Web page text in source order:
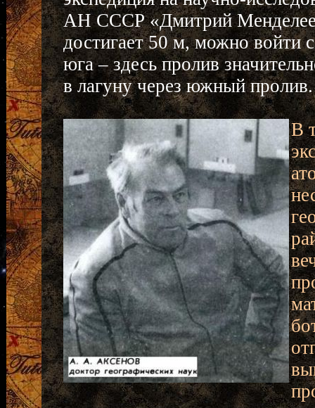
АН СССР «Дмитрий
достигает 50 м, можно войти
юга – здесь пролив
в лагуну через южный пролив.
В